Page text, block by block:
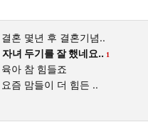
결혼 몇년 후 결혼기념..
자녀 두기를 잘 했네요.. 1
육아 참 힘들죠
요즘 맘들이 더 힘든 ..